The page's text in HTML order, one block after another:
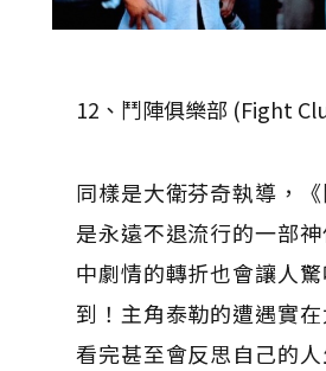
12、鬥陣俱樂部 (Fight
同樣是大衛芬奇執導，《
是永遠不退流行的一部
中劇情的轉折也會讓人
到！主角泰勒的遭遇實在
看完甚至會反思自己的